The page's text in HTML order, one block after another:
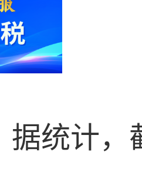
统计，